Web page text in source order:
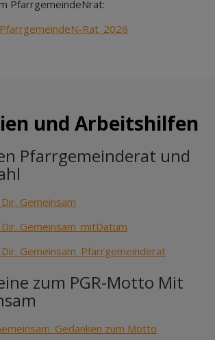
PfarrgemeindeNrat:
Rat_2026
und Arbeitshilfen
Pfarrgemeinderat und
Gemeinsam
Gemeinsam_mitDatum
Gemeinsam_Pfarrgemeinderat
zum PGR-Motto Mit
zum Motto